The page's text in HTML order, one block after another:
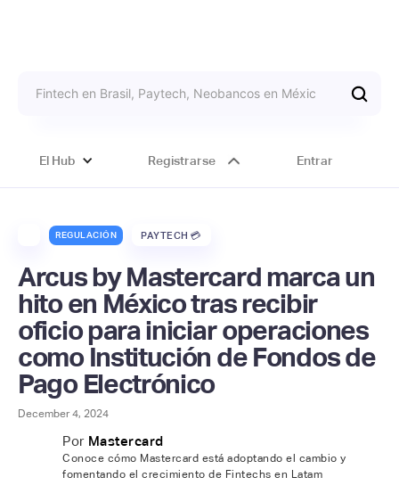
El Hub Registrarse Entrar
REGULACIÓN PAYTECH 💳
Arcus by Mastercard marca un
hito en México tras recibir
oficio para iniciar operaciones
como Institución de Fondos de
Pago Electrónico
December 4, 2024
Por Mastercard
Conoce cómo Mastercard está adoptando el cambio y
fomentando el crecimiento de Fintechs en Latam